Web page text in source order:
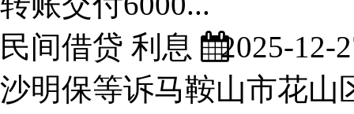
民间借贷 利息
2025-12-
沙明保等诉马鞍山市花山